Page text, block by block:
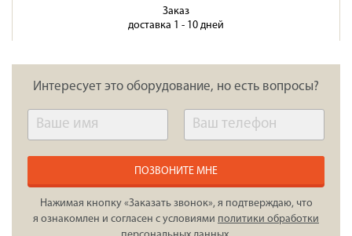
Заказ
доставка 1 - 10 дней
Интересует это оборудование, но есть вопросы?
ПОЗВОНИТЕ МНЕ
Нажимая кнопку «Заказать звонок», я подтверждаю, что
я ознакомлен и согласен с условиями политики обработки